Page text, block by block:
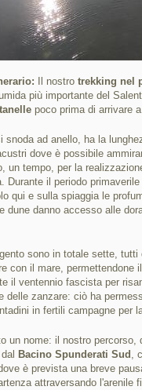
Il nostro trekking nel
più importante del
poco prima di arrivare a
snoda ad anello, ha la
dove è possibile
un tempo, per la
Durante il periodo
qui e sulla spiaggia le
dune danno accesso alle
sono in totale sette,
con il mare, permettendone
il ventennio fascista per
delle zanzare: ciò ha
in fertili campagne per
un nome: il nostro
Bacino Spunderati Sud ,
è prevista una breve
attraversando l'arenile